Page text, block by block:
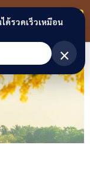
ก์ สมาชิก
ด้รวดเร็วเหมือน
×